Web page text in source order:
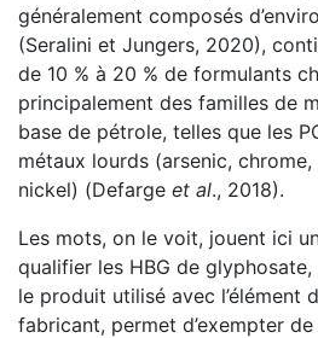
généralement composés
(Seralini et Jungers, 2020),
de 10 % à 20 % de formulants
principalement des familles de
base de pétrole, telles que les
métaux lourds (arsenic,
nickel) (Defarge et al., 2018).
Les mots, on le voit, jouent ici
qualifier les HBG de
le produit utilisé avec l’élément
fabricant, permet d’exempter de